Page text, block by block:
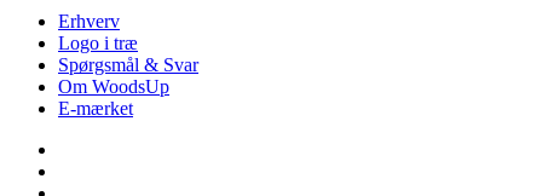
Erhverv
Logo i træ
Spørgsmål & Svar
Om WoodsUp
E-mærket